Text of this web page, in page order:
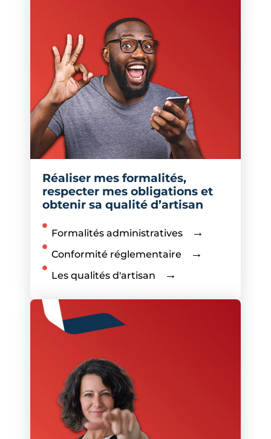
Réaliser mes formalités,
respecter mes obligations et
obtenir sa qualité d’artisan
Formalités administratives
Conformité réglementaire
Les qualités d'artisan